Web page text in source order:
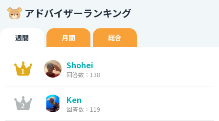
アドバイザーランキング
週間 月間 総合
Shohei
回答数：138
Ken
回答数：119